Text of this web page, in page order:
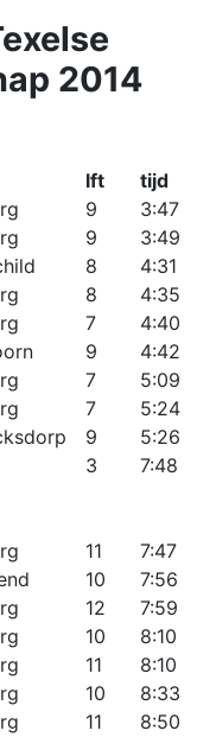
2014
lft
tijd
9
3:47
9
3:49
8
4:31
8
4:35
7
4:40
9
4:42
7
5:09
7
5:24
9
5:26
3 7:48
11
7:47
10
7:56
12
7:59
10
8:10
11
8:10
10
8:33
11
8:50